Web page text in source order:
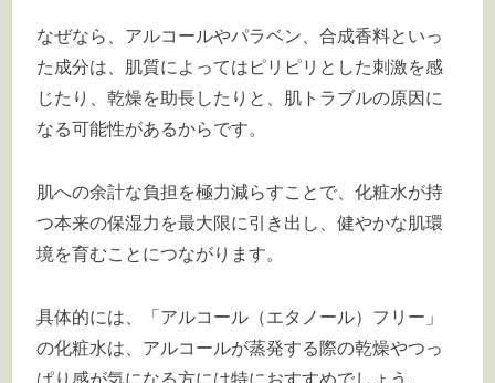
なぜなら、アルコールやパラベン、合成香料といっ
た成分は、肌質によってはピリピリとした刺激を感
じたり、乾燥を助長したりと、肌トラブルの原因に
なる可能性があるからです。
肌への余計な負担を極力減らすことで、化粧水が持
つ本来の保湿力を最大限に引き出し、健やかな肌環
境を育むことにつながります。
具体的には、「アルコール（エタノール）フリー」
の化粧水は、アルコールが蒸発する際の乾燥やつっ
ぱり感が気になる方には特におすすめでしょう。